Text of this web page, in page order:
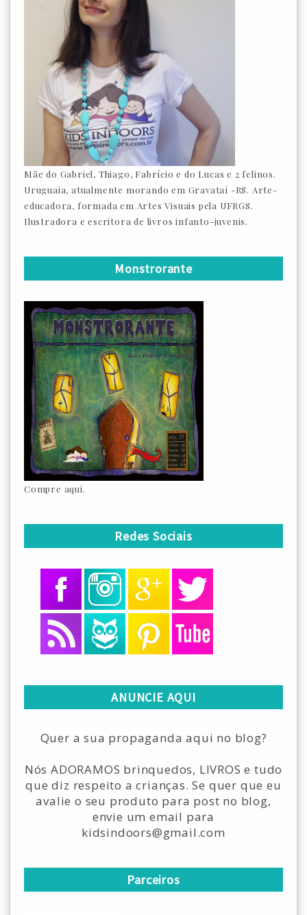
Mãe do Gabriel, Thiago, Fabrício e do Lucas e 2 felinos.
Uruguaia, atualmente morando em Gravataí -RS. Arte-
educadora, formada em Artes Visuais pela UFRGS.
Ilustradora e escritora de livros infanto-juvenis.
Monstrorante
Compre aqui.
Redes Sociais
ANUNCIE AQUI
Quer a sua propaganda aqui no blog?
Nós ADORAMOS brinquedos, LIVROS e tudo
que diz respeito a crianças. Se quer que eu
avalie o seu produto para post no blog,
envie um email para
kidsindoors@gmail.com
Parceiros